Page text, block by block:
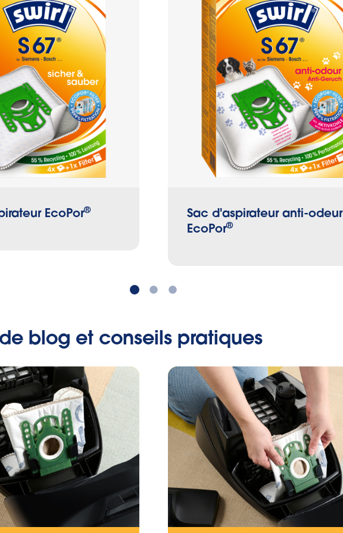
EcoPor®
Sac d'aspirateur anti-odeur
EcoPor®
blog et conseils pratiques